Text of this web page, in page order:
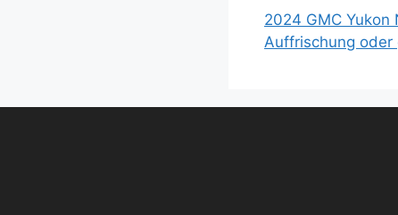
2024 GMC Yukon
Auffrischung oder